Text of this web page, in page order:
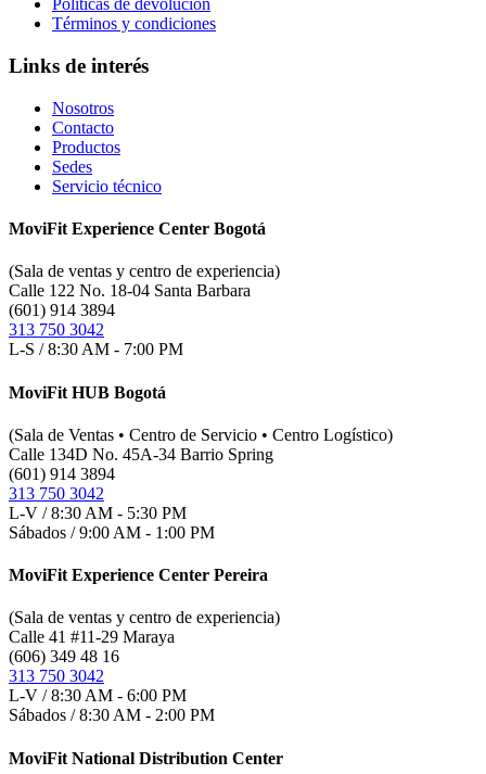
Políticas de devolución
Términos y condiciones
Links de interés
Nosotros
Contacto
Productos
Sedes
Servicio técnico
MoviFit Experience Center Bogotá
(Sala de ventas y centro de experiencia)
Calle 122 No. 18-04 Santa Barbara
(601) 914 3894
313 750 3042
L-S / 8:30 AM - 7:00 PM
MoviFit HUB Bogotá
(Sala de Ventas • Centro de Servicio • Centro Logístico)
Calle 134D No. 45A-34 Barrio Spring
(601) 914 3894
313 750 3042
L-V / 8:30 AM - 5:30 PM
Sábados / 9:00 AM - 1:00 PM
MoviFit Experience Center Pereira
(Sala de ventas y centro de experiencia)
Calle 41 #11-29 Maraya
(606) 349 48 16
313 750 3042
L-V / 8:30 AM - 6:00 PM
Sábados / 8:30 AM - 2:00 PM
MoviFit National Distribution Center